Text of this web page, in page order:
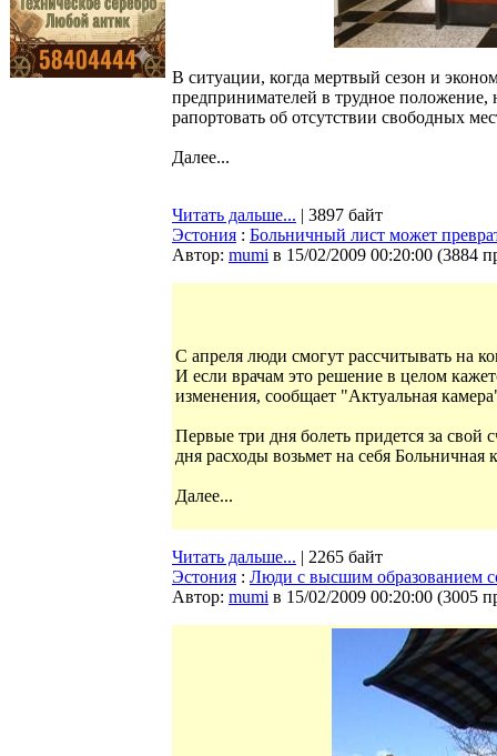
В ситуации, когда мертвый сезон и
предпринимателей в трудное
рапортовать об отсутствии свободных
Далее...
Читать дальше... | 3897 байт
Эстония : Больничный лист может
Автор: mumi в 15/02/2009 00:20:00 (3884
С апреля люди смогут рассчитывать на
И если врачам это решение в целом
изменения, сообщает "Актуальная
Первые три дня болеть придется за свой
дня расходы возьмет на себя Больничная
Далее...
Читать дальше... | 2265 байт
Эстония : Люди с высшим образованием
Автор: mumi в 15/02/2009 00:20:00 (3005